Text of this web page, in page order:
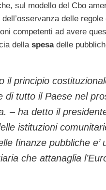
sul modello del Cbo
delle
competenti ad avere
della spesadelle
principio
di tutto il Paese nel
– ha detto il
istituzioni
finanze pubbliche e’
che attanaglia